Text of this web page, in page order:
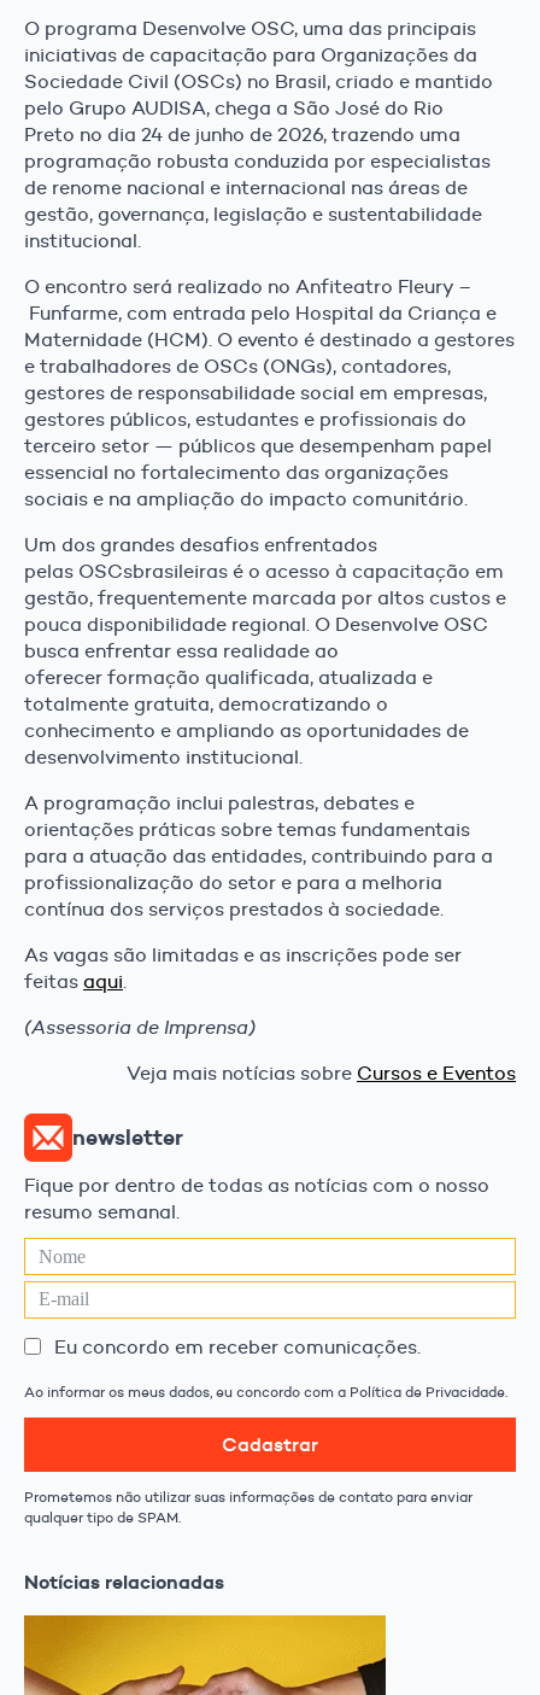
O programa Desenvolve OSC, uma das principais
iniciativas de capacitação para Organizações da
Sociedade Civil (OSCs) no Brasil, criado e mantido
pelo Grupo AUDISA, chega a São José do Rio
Preto no dia 24 de junho de 2026, trazendo uma
programação robusta conduzida por especialistas
de renome nacional e internacional nas áreas de
gestão, governança, legislação e sustentabilidade
institucional.
O encontro será realizado no Anfiteatro Fleury –
Funfarme, com entrada pelo Hospital da Criança e
Maternidade (HCM). O evento é destinado a gestores
e trabalhadores de OSCs (ONGs), contadores,
gestores de responsabilidade social em empresas,
gestores públicos, estudantes e profissionais do
terceiro setor — públicos que desempenham papel
essencial no fortalecimento das organizações
sociais e na ampliação do impacto comunitário.
Um dos grandes desafios enfrentados
pelas OSCsbrasileiras é o acesso à capacitação em
gestão, frequentemente marcada por altos custos e
pouca disponibilidade regional. O Desenvolve OSC
busca enfrentar essa realidade ao
oferecer formação qualificada, atualizada e
totalmente gratuita, democratizando o
conhecimento e ampliando as oportunidades de
desenvolvimento institucional.
A programação inclui palestras, debates e
orientações práticas sobre temas fundamentais
para a atuação das entidades, contribuindo para a
profissionalização do setor e para a melhoria
contínua dos serviços prestados à sociedade.
As vagas são limitadas e as inscrições pode ser
feitas aqui.
(Assessoria de Imprensa)
Veja mais notícias sobre Cursos e Eventos
newsletter
Fique por dentro de todas as notícias com o nosso
resumo semanal.
Eu concordo em receber comunicações.
Ao informar os meus dados, eu concordo com a Política de Privacidade.
Cadastrar
Prometemos não utilizar suas informações de contato para enviar
qualquer tipo de SPAM.
Notícias relacionadas